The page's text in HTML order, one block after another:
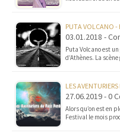
PUTA VOLCANO -
03.01.2018 -
Puta Volcano est
d’Athènes. La
LES
27.06.2019 - 0
Alors qu’on est en
Festival le mois